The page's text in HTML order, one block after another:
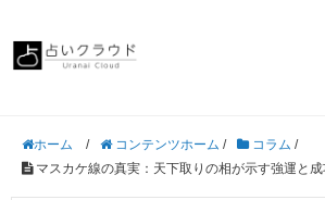
ホーム / コンテンツホーム / コラム /
マスカケ線の真実：天下取りの相が示す強運と